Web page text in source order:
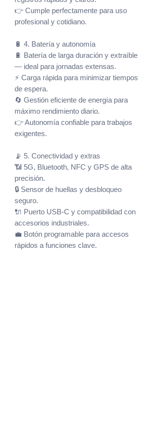
👉 Cumple perfectamente para uso
profesional y cotidiano.
🔋 4. Batería y autonomía
🔋 Batería de larga duración y extraíble
— ideal para jornadas extensas.
⚡ Carga rápida para minimizar tiempos
de espera.
🔄 Gestión eficiente de energía para
máximo rendimiento diario.
👉 Autonomía confiable para trabajos
exigentes.
📡 5. Conectividad y extras
📶 5G, Bluetooth, NFC y GPS de alta
precisión.
🔒 Sensor de huellas y desbloqueo
seguro.
🔌 Puerto USB-C y compatibilidad con
accesorios industriales.
💼 Botón programable para accesos
rápidos a funciones clave.